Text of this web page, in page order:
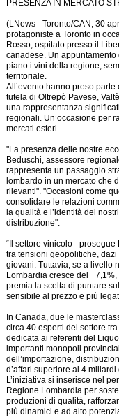
PRESENZA IN MERCATO
(LNews - Toronto/CAN, 30
protagoniste a Toronto in
Rosso, ospitato presso il
canadese. Un
piano i vini della regione,
territoriale.
All’evento hanno preso
tutela di Oltrepò Pavese,
una rappresentanza
regionali. Un’occasione per
mercati esteri.
"La presenza delle nostre
Beduschi, assessore
rappresenta un passaggio
lombardo in un mercato che
rilevanti". "Occasioni come
consolidare le relazioni
la qualità e l’identità dei
distribuzione".
“Il settore vinicolo -
tra tensioni geopolitiche,
giovani. Tuttavia, se a livello
Lombardia cresce del
premia la scelta di puntare
sensibile al prezzo e più
In Canada, due le
circa 40 esperti del settore
dedicata ai referenti del
importanti monopoli
dell’importazione,
d’affari superiore ai 4
L’iniziativa si inserisce nel
Regione Lombardia per
produzioni di qualità,
più dinamici e ad alto